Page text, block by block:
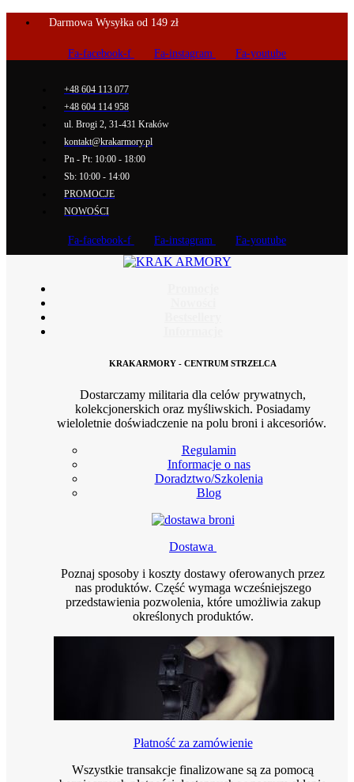
Darmowa Wysyłka od 149 zł
Fa-facebook-f Fa-instagram Fa-youtube
+48 604 113 077
+48 604 114 958
ul. Brogi 2, 31-431 Kraków
kontakt@krakarmory.pl
Pn - Pt: 10:00 - 18:00
Sb: 10:00 - 14:00
PROMOCJE
NOWOŚCI
Fa-facebook-f Fa-instagram Fa-youtube
KRAKARMORY - CENTRUM STRZELCA
Dostarczamy militaria dla celów prywatnych,
kolekcjonerskich oraz myśliwskich. Posiadamy
wieloletnie doświadczenie na polu broni i akcesoriów.
Regulamin
Informacje o nas
Doradztwo/Szkolenia
Blog
Dostawa
Poznaj sposoby i koszty dostawy oferowanych przez
nas produktów. Część wymaga wcześniejszego
przedstawienia pozwolenia, które umożliwia zakup
określonych produktów.
Płatność za zamówienie
Wszystkie transakcje finalizowane są za pomocą